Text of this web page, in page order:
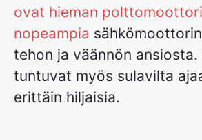
ovat hieman
nopeampia
tehon ja väännön
tuntuvat myös sulavilta
erittäin hiljaisia.